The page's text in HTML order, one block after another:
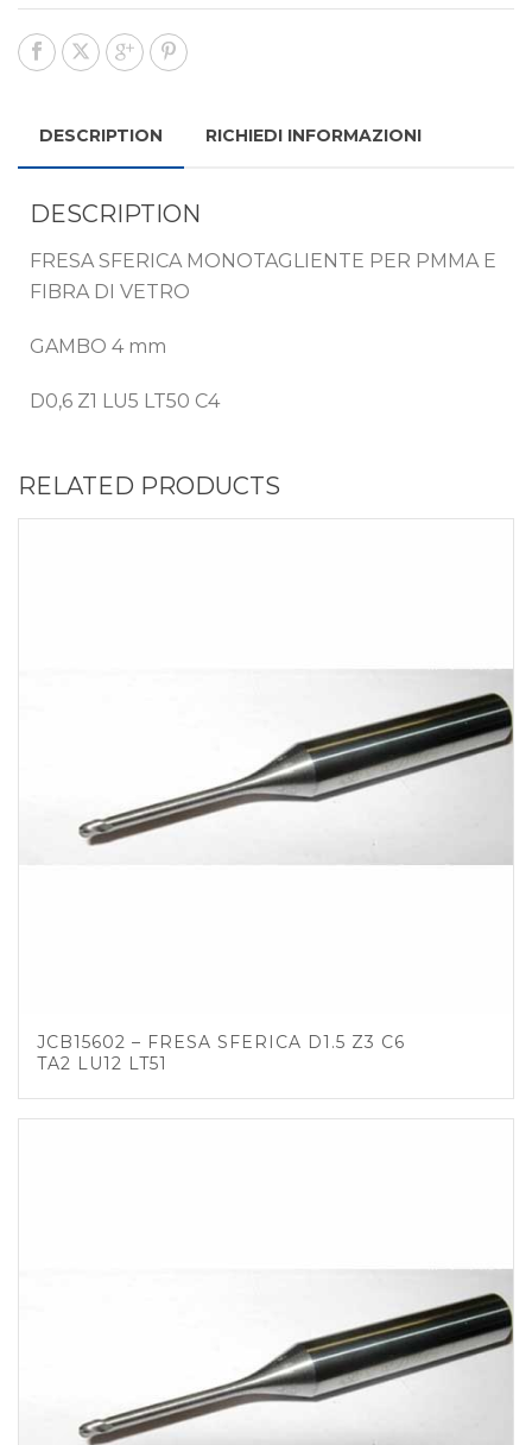
DESCRIPTION RICHIEDI INFORMAZIONI
DESCRIPTION
FRESA SFERICA MONOTAGLIENTE PER PMMA E
FIBRA DI VETRO
GAMBO 4 mm
D0,6 Z1 LU5 LT50 C4
RELATED PRODUCTS
JCB15602 – FRESA SFERICA D1.5 Z3 C6
TA2 LU12 LT51